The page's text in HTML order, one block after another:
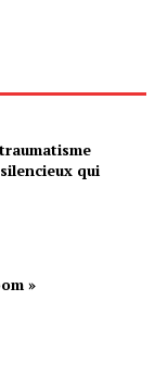
qui
»